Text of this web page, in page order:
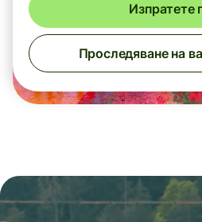
Изпратете
Проследяване на